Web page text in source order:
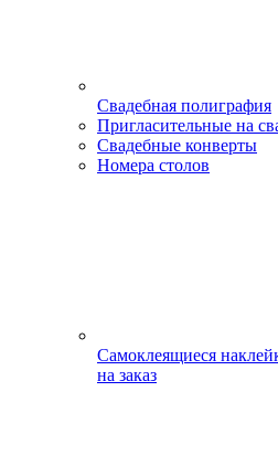
Свадебная полиграфия
Пригласительные на
Свадебные конверты
Номера столов
Самоклеящиеся
на заказ